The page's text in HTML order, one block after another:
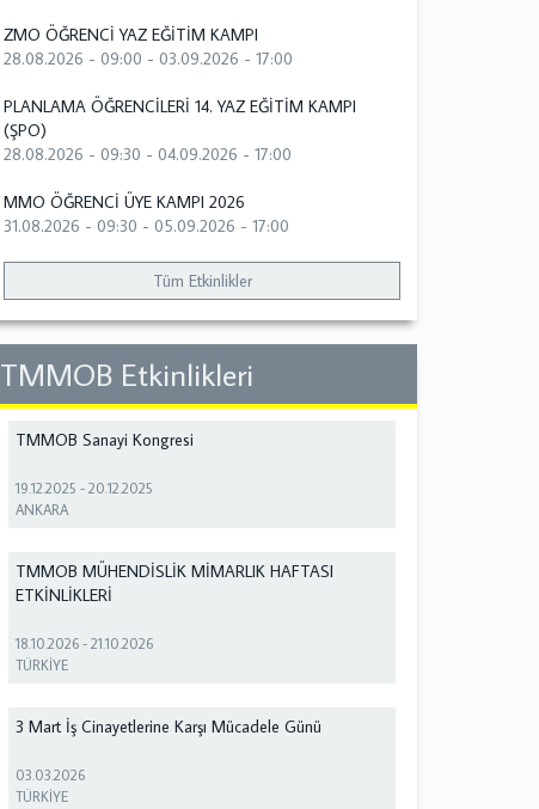
ZMO ÖĞRENCİ YAZ EĞİTİM KAMPI
28.08.2026 - 09:00 -03.09.2026 - 17:00
PLANLAMA ÖĞRENCİLERİ 14. YAZ EĞİTİM KAMPI
(ŞPO)
28.08.2026 - 09:30 -04.09.2026 - 17:00
MMO ÖĞRENCİ ÜYE KAMPI 2026
31.08.2026 - 09:30 -05.09.2026 - 17:00
Tüm Etkinlikler
TMMOB Etkinlikleri
TMMOB Sanayi Kongresi
19.12.2025 -20.12.2025
ANKARA
TMMOB MÜHENDİSLİK MİMARLIK HAFTASI
ETKİNLİKLERİ
18.10.2026 -21.10.2026
TÜRKİYE
3 Mart İş Cinayetlerine Karşı Mücadele Günü
03.03.2026
TÜRKİYE